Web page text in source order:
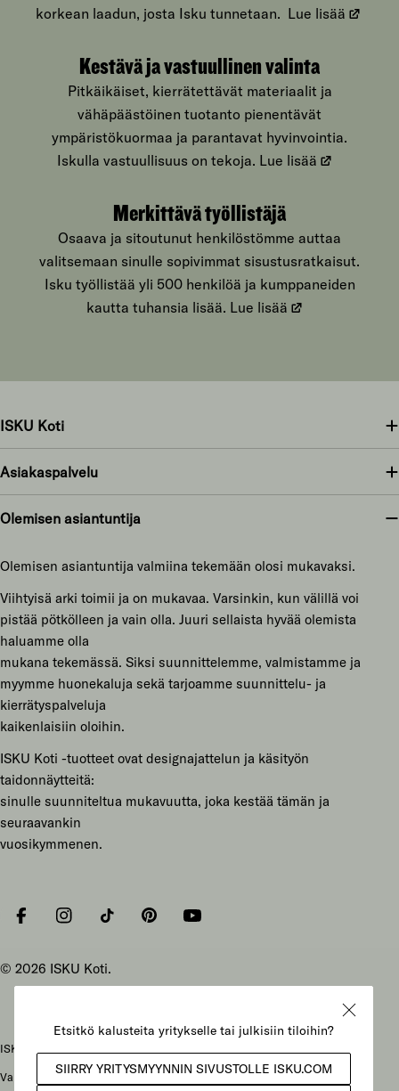
korkean laadun, josta Isku tunnetaan. Lue lisää
Kestävä ja vastuullinen valinta
Pitkäikäiset, kierrätettävät materiaalit ja
vähäpäästöinen tuotanto pienentävät
ympäristökuormaa ja parantavat hyvinvointia.
Iskulla vastuullisuus on tekoja. Lue lisää
Merkittävä työllistäjä
Osaava ja sitoutunut henkilöstömme auttaa
valitsemaan sinulle sopivimmat sisustusratkaisut.
Isku työllistää yli 500 henkilöä ja kumppaneiden
kautta tuhansia lisää. Lue lisää
ISKU Koti
Asiakaspalvelu
Olemisen asiantuntija
Olemisen asiantuntija valmiina tekemään olosi mukavaksi.
Viihtyisä arki toimii ja on mukavaa. Varsinkin, kun välillä voi
pistää pötkölleen ja vain olla. Juuri sellaista hyvää olemista
haluamme olla
mukana tekemässä. Siksi suunnittelemme, valmistamme ja
myymme huonekaluja sekä tarjoamme suunnittelu- ja
kierrätyspalveluja
kaikenlaisiin oloihin.
ISKU Koti -tuotteet ovat designajattelun ja käsityön
taidonnäytteitä:
sinulle suunniteltua mukavuutta, joka kestää tämän ja
seuraavankin
vuosikymmenen.
FacebookInstagramTiktok PinterestYouTube
© 2026 ISKU Koti.
ISKU Koti Oy, Mukkulankatu 19, 15210 Lahti
Vaihteen puhelunnumero: 029 086 3000